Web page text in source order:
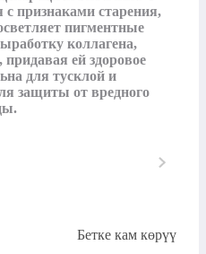
с признаками старения,
пигментные
коллагена,
ей здоровое
для тусклой и
защиты от вредного
Бетке кам көрүү